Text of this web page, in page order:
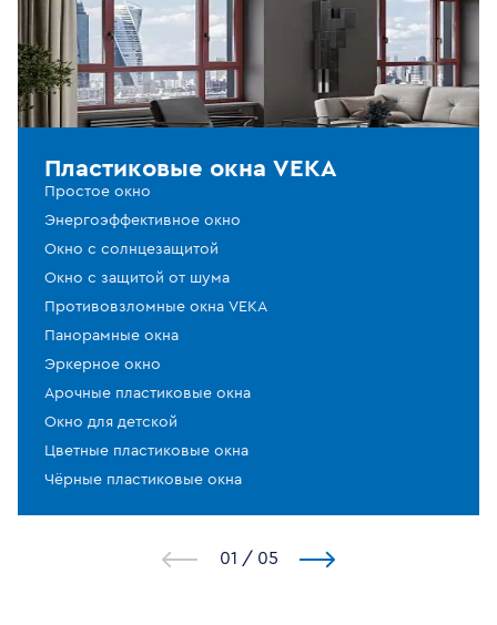
Пластиковые окна VEKA
Простое окно
Энергоэффективное окно
Окно с солнцезащитой
Окно с защитой от шума
Противовзломные окна VEKA
Панорамные окна
Эркерное окно
Арочные пластиковые окна
Окно для детской
Цветные пластиковые окна
Чёрные пластиковые окна
1 / 5